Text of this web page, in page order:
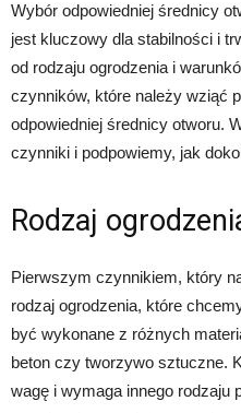
Wybór odpowiedniej średnicy
jest kluczowy dla stabilności i
od rodzaju ogrodzenia i
czynników, które należy wziąć
odpowiedniej średnicy otworu.
czynniki i podpowiemy, jak
Rodzaj
Pierwszym czynnikiem, który
rodzaj ogrodzenia, które
być wykonane z różnych
beton czy tworzywo sztuczne.
wagę i wymaga innego rodzaju